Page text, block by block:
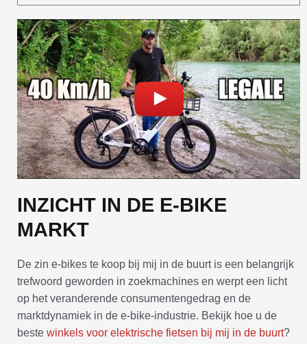
INZICHT IN DE E-BIKE
MARKT
De zin e-bikes te koop bij mij in de buurt is een belangrijk
trefwoord geworden in zoekmachines en werpt een licht
op het veranderende consumentengedrag en de
marktdynamiek in de e-bike-industrie. Bekijk hoe u de
beste winkels voor elektrische fietsen bij mij in de buurt?